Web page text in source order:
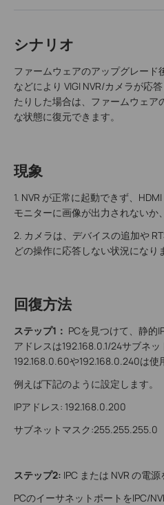
シナリオ
ファームウェアのアップグレー
などにより VIGI NVR/カメラが応
たりした場合は、ファームウェア
な状態に復元できます。
現象
1. NVR が正常に起動できず、
モニターに画像が出力されないか
2. カメラは、デバイスの追加や
どの操作に応答しない状況になり
回復方法
ステップ1： PCを見つけて、静的
アドレスは192.168.0.1/24サブネ
192.168.0.60や192.168.0.240は使
例えば下記のように設定します。
IPアドレス: 192.168.0.200
サブネットマスク:255.255.255.0
ステップ2: IPC または NVR の電源
PCのイーサネットポートをIPC/